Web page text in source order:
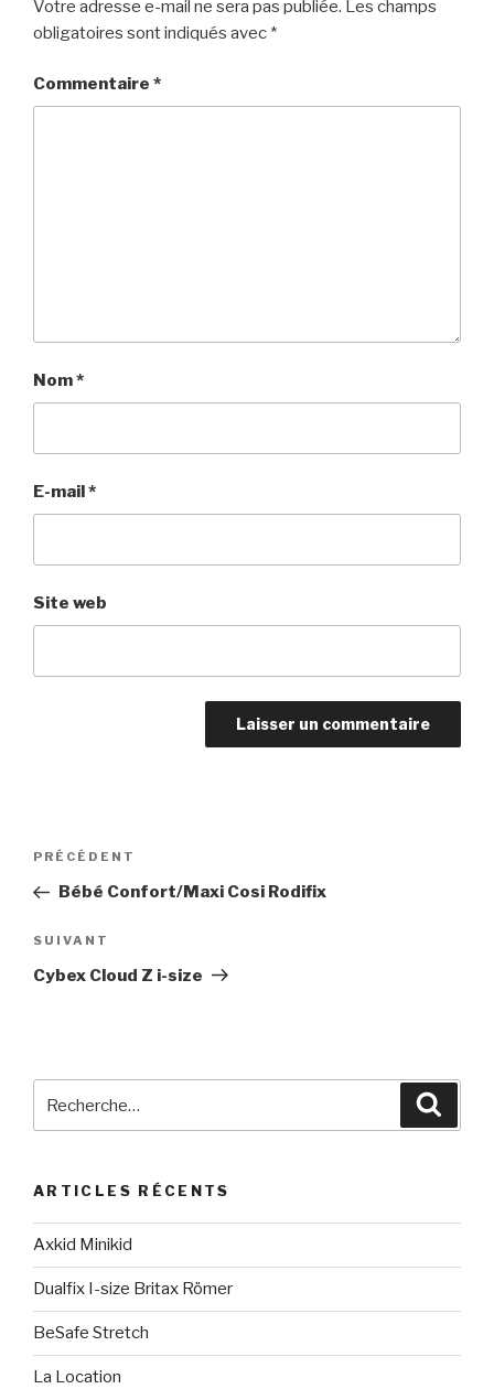
Votre adresse e-mail ne sera pas publiée. Les champs
obligatoires sont indiqués avec *
Commentaire *
Nom*
E-mail *
Site web
Navigation
l’article
Article
précédent
PRÉCÉDENT
Bébé Confort/Maxi Cosi Rodifix
Article
suivant
SUIVANT
Cybex Cloud Z i-size
ARTICLES RÉCENTS
Axkid Minikid
Dualfix I-size Britax Römer
BeSafe Stretch
La Location